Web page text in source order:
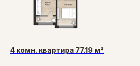
4 комн. квартира 77.19 м²